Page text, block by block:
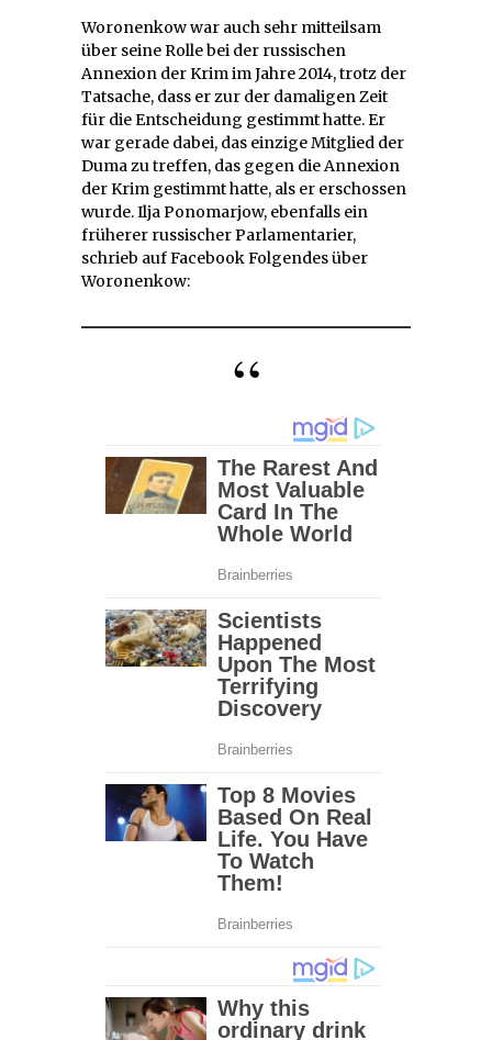
Woronenkow war auch sehr mitteilsam
über seine Rolle bei der russischen
Annexion der Krim im Jahre 2014, trotz der
Tatsache, dass er zur der damaligen Zeit
für die Entscheidung gestimmt hatte. Er
war gerade dabei, das einzige Mitglied der
Duma zu treffen, das gegen die Annexion
der Krim gestimmt hatte, als er erschossen
wurde. Ilja Ponomarjow, ebenfalls ein
früherer russischer Parlamentarier,
schrieb auf Facebook Folgendes über
Woronenkow: